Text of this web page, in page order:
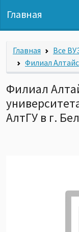
Главная
Главная Все
Филиал
Филиал
АлтГУ в г.